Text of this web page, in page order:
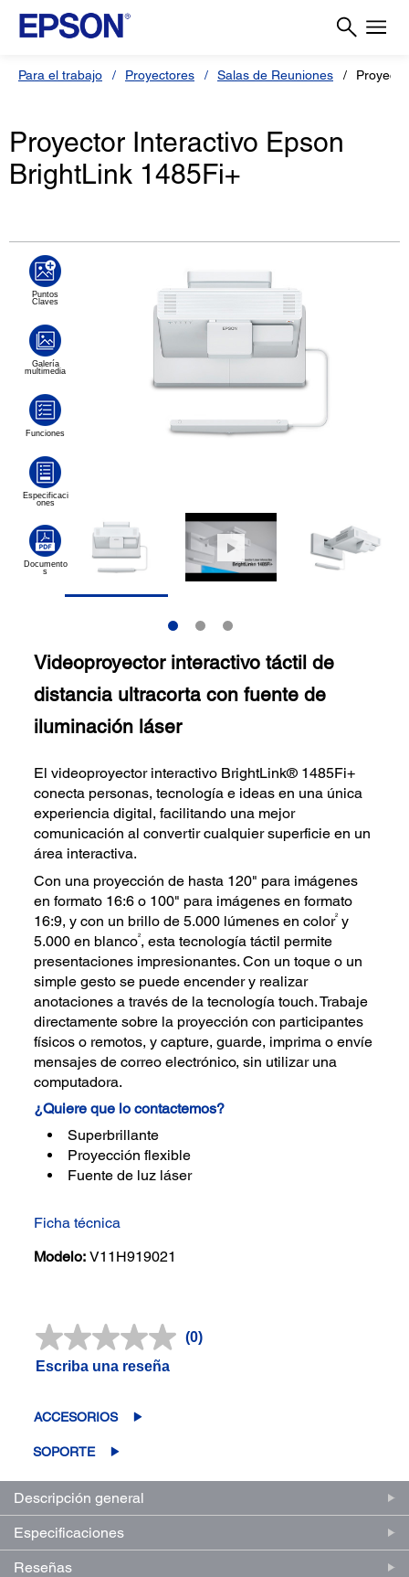
Para el trabajo Proyectores Salas de Reuniones
Proyector Interactivo Epson
BrightLink 1485Fi+
Videoproyector interactivo táctil de
distancia ultracorta con fuente de
iluminación láser
El videoproyector interactivo BrightLink® 1485Fi+
conecta personas, tecnología e ideas en una única
experiencia digital, facilitando una mejor
comunicación al convertir cualquier superficie en un
área interactiva.
Con una proyección de hasta 120" para imágenes
en formato 16:6 o 100" para imágenes en formato
16:9, y con un brillo de 5.000 lúmenes en color2 y
5.000 en blanco2, esta tecnología táctil permite
presentaciones impresionantes. Con un toque o un
simple gesto se puede encender y realizar
anotaciones a través de la tecnología touch. Trabaje
directamente sobre la proyección con participantes
físicos o remotos, y capture, guarde, imprima o envíe
mensajes de correo electrónico, sin utilizar una
computadora.
¿Quiere que lo contactemos?
Superbrillante
Proyección flexible
Fuente de luz láser
Ficha técnica
Modelo: V11H919021
Sin
(0)
Escriba una reseña
ACCESORIOS
SOPORTE
Descripción general
Especificaciones
Reseñas